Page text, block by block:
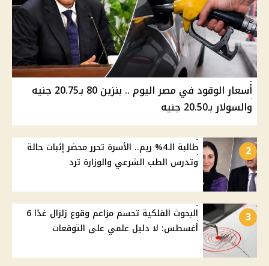
أسعار الوقود في مصر اليوم .. بنزين 80 بـ20.75 جنيه
والسولار بـ20.50 جنيه
2
طالبة الـ4% ريم.. الأسرة تحرر محضر إثبات حالة
وتدرس الطب الشرعي والوزارة ترد
3
البحوث الفلكية تحسم مزاعم وقوع زلزال غدًا 6
أغسطس: لا دليل علمي على التوقعات